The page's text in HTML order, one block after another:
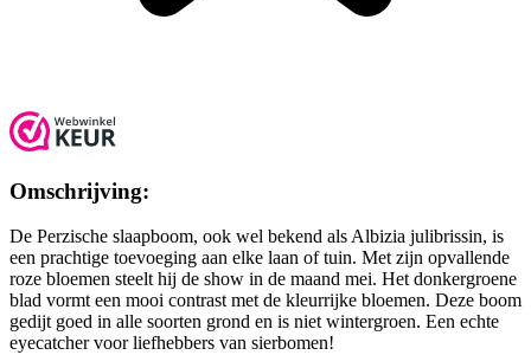
Omschrijving:
De Perzische slaapboom, ook wel bekend als Albizia julibrissin, is
een prachtige toevoeging aan elke laan of tuin. Met zijn opvallende
roze bloemen steelt hij de show in de maand mei. Het donkergroene
blad vormt een mooi contrast met de kleurrijke bloemen. Deze boom
gedijt goed in alle soorten grond en is niet wintergroen. Een echte
eyecatcher voor liefhebbers van sierbomen!